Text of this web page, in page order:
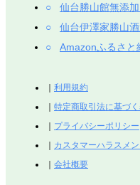
仙台勝山館無添
仙台伊澤家勝山
Amazonふるさと
利用規約
特定商取引法に基づ
プライバシーポリシー
カスタマーハラスメ
会社概要